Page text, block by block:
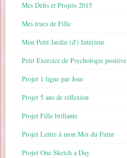
Mes Défis et Projets 2015
Mes trucs de Fille
Mon Petit Jardin (d') Intérieur
Petit Exercice de Psychologie positive
Projet 1 ligne par Jour
Projet 5 ans de réflexion
Projet Fille brillante
Projet Lettre à mon Moi du Futur
Projet One Sketch a Day